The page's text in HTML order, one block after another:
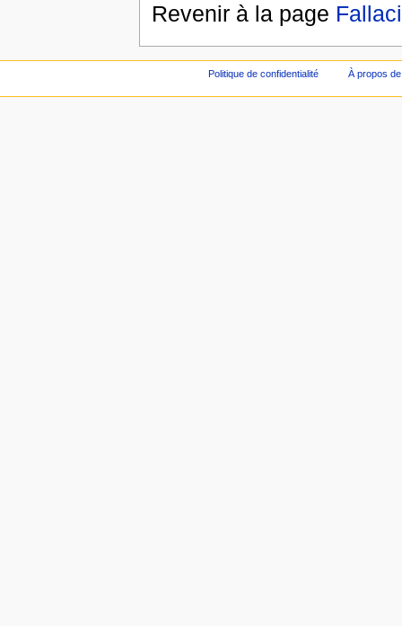
Revenir à la page
Politique de confidentialité À propos